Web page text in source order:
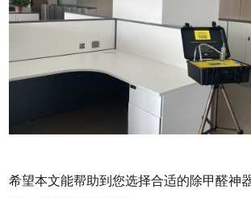
希望本文能帮助到您选择合适的除甲醛神